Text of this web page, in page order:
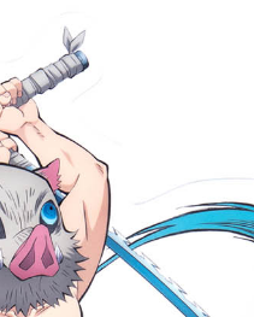
(不開放使用，請勿選取）
每筆NT$9,999
7-11取貨付款
每筆NT$65，滿NT$1,300(
付款後7-11取貨
每筆NT$65，滿NT$1,300(
宅配-木棉花樂園專用
每筆NT$100，滿